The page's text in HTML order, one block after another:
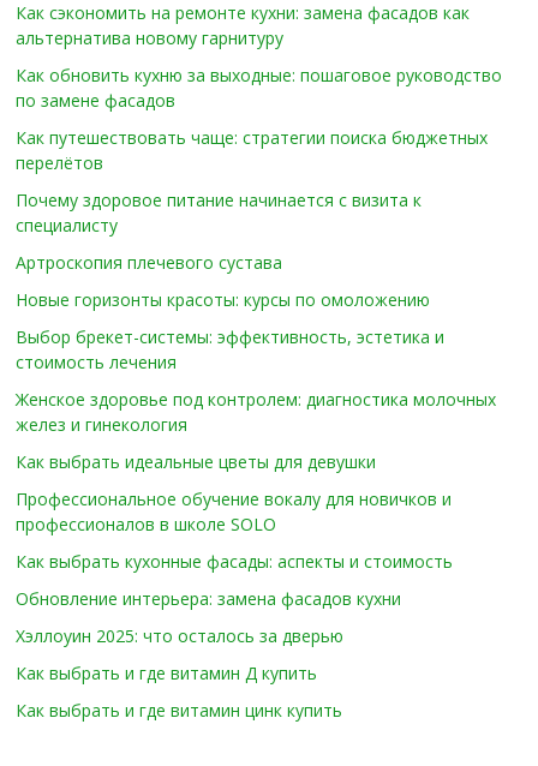
Как сэкономить на ремонте кухни: замена фасадов как
альтернатива новому гарнитуру
Как обновить кухню за выходные: пошаговое руководство
по замене фасадов
Как путешествовать чаще: стратегии поиска бюджетных
перелётов
Почему здоровое питание начинается с визита к
специалисту
Артроскопия плечевого сустава
Новые горизонты красоты: курсы по омоложению
Выбор брекет-системы: эффективность, эстетика и
стоимость лечения
Женское здоровье под контролем: диагностика молочных
желез и гинекология
Как выбрать идеальные цветы для девушки
Профессиональное обучение вокалу для новичков и
профессионалов в школе SOLO
Как выбрать кухонные фасады: аспекты и стоимость
Обновление интерьера: замена фасадов кухни
Хэллоуин 2025: что осталось за дверью
Как выбрать и где витамин Д купить
Как выбрать и где витамин цинк купить